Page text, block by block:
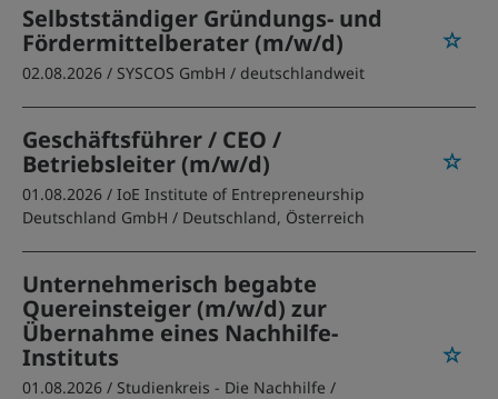
Selbstständiger Gründungs- und
Fördermittelberater (m/w/d)
02.08.2026 / SYSCOS GmbH / deutschlandweit
Geschäftsführer / CEO /
Betriebsleiter (m/w/d)
01.08.2026 / IoE Institute of Entrepreneurship
Deutschland GmbH / Deutschland, Österreich
Unternehmerisch begabte
Quereinsteiger (m/w/d) zur
Übernahme eines Nachhilfe-
Instituts
01.08.2026 / Studienkreis - Die Nachhilfe /